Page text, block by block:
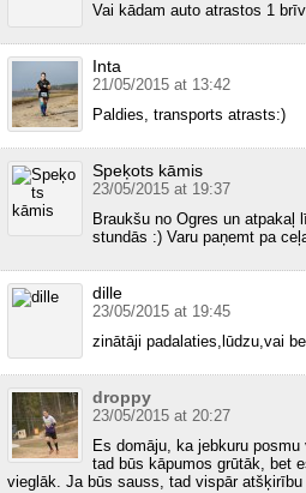
Vai kādam auto atrastos 1
Inta
21/05/2015 at 13:42
Paldies, transports atrasts:)
Speķots kāmis
23/05/2015 at 19:37
Braukšu no Ogres un
stundās :) Varu paņemt pa
dille
23/05/2015 at 19:45
zinātāji padalaties,lūdzu,vai
droppy
23/05/2015 at 20:27
Es domāju, ka jebkuru
tad būs kāpumos grūtāk, bet
vieglāk. Ja būs sauss, tad vispār